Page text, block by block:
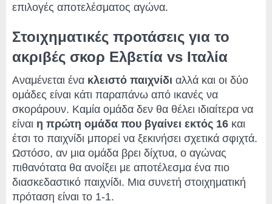
επιλογές αποτελέσματος αγώνα.
Στοιχηματικές προτάσεις για το
ακριβές σκορ Ελβετία vs Ιταλία
Αναμένεται ένα κλειστό παιχνίδι αλλά και οι δύο
ομάδες είναι κάτι παραπάνω από ικανές να
σκοράρουν. Καμία ομάδα δεν θα θέλει ιδιαίτερα να
είναι η πρώτη ομάδα που βγαίνει εκτός 16 και
έτσι το παιχνίδι μπορεί να ξεκινήσει σχετικά σφιχτά.
Ωστόσο, αν μια ομάδα βρει δίχτυα, ο αγώνας
πιθανότατα θα ανοίξει με αποτέλεσμα ένα πιο
διασκεδαστικό παιχνίδι. Μια συνετή στοιχηματική
πρόταση είναι το 1-1.